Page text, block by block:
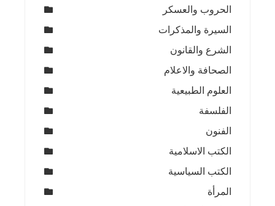
الحروب والعسكر
السيرة والمذكرات
الشرع والقانون
الصحافة والاعلام
العلوم الطبيعية
الفلسفة
الفنون
الكتب الاسلامية
الكتب السياسية
المرأة